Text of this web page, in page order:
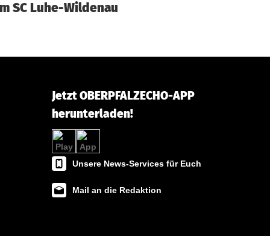
SC Luhe-Wildenau
Jetzt OBERPFALZECHO-APP
herunterladen!
Unsere News-Services für Euch
Mail an die Redaktion